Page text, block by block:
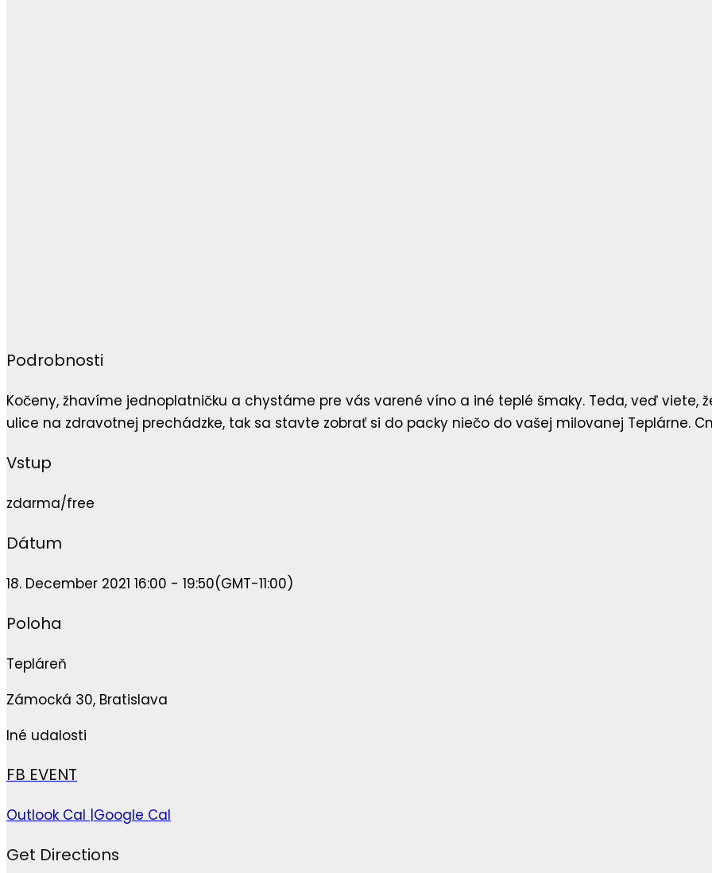
Podrobnosti
Kočeny, žhavíme jednoplatničku a chystáme pre vás varené víno a iné teplé šmaky. Teda, veď viete,
ulice na zdravotnej prechádzke, tak sa stavte zobrať si do packy niečo do vašej milovanej Teplárne.
Vstup
zdarma/free
Dátum
18. December 2021 16:00 - 19:50(GMT-11:00)
Poloha
Tepláreň
Zámocká 30, Bratislava
Iné udalosti
FB EVENT
Outlook Cal |Google Cal
Get Directions